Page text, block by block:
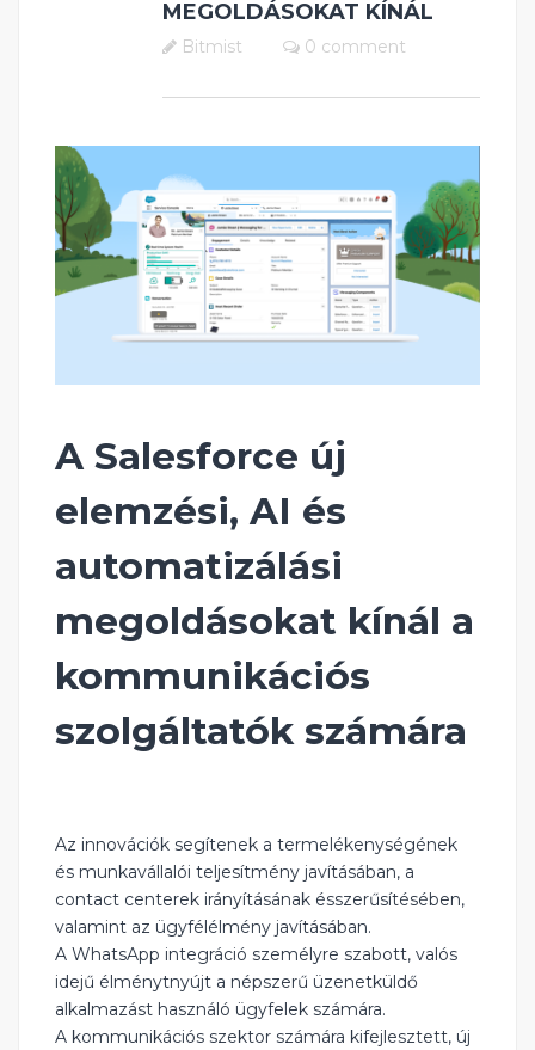
MEGOLDÁSOKAT KÍNÁL
Bitmist 0 comment
A Salesforce új
elemzési, AI és
automatizálási
megoldásokat kínál a
kommunikációs
szolgáltatók számára
Az innovációk segítenek a termelékenységének
és munkavállalói teljesítmény javításában, a
contact centerek irányításának ésszerűsítésében,
valamint az ügyfélélmény javításában.
A WhatsApp integráció személyre szabott, valós
idejű élménytnyújt a népszerű üzenetküldő
alkalmazást használó ügyfelek számára.
A kommunikációs szektor számára kifejlesztett, új